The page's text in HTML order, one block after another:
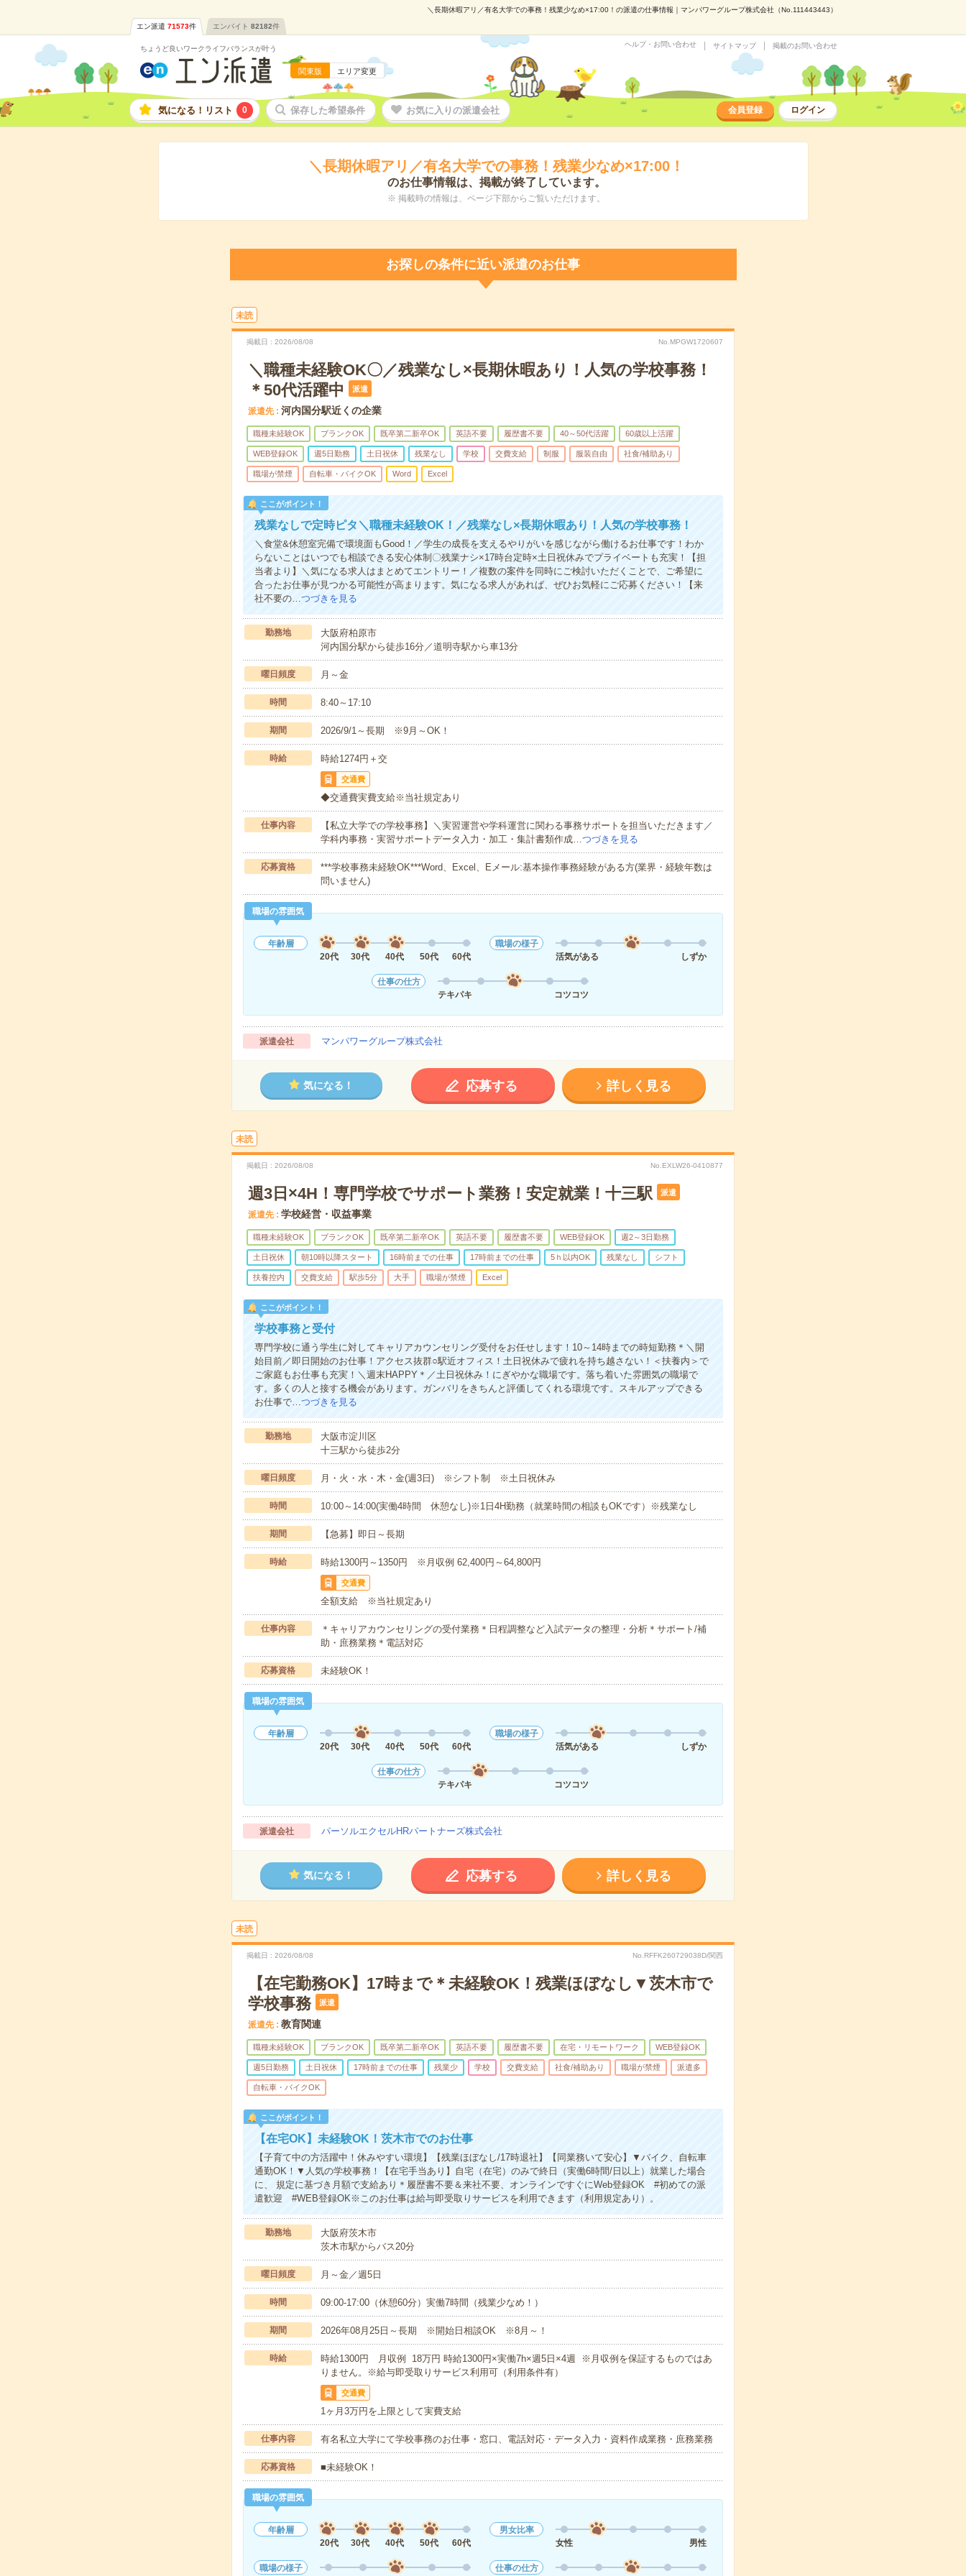
＼長期休暇アリ／有名大学での事務！残業少なめ×17:00！の派遣の仕事情報｜マンパワーグループ株式会社（No.111443443）
エン派遣 71573件 エンバイト 82182件
ちょうど良いワークライフバランスが叶う
関東版 エリア変更
ヘルプ・お問い合わせ サイトマップ 掲載のお問い合わせ
気になる！リスト 0 保存した希望条件 お気に入りの派遣会社 会員登録 ログイン
＼長期休暇アリ／有名大学での事務！残業少なめ×17:00！
のお仕事情報は、掲載が終了しています。
※ 掲載時の情報は、ページ下部からご覧いただけます。
お探しの条件に近い派遣のお仕事
未読
掲載日 2026/08/08 No.MPGW1720607
＼職種未経験OK〇／残業なし×長期休暇あり！人気の学校事務！
＊50代活躍中
派遣
派遣先 河内国分駅近くの企業
職種未経験OK ブランクOK 既卒第二新卒OK 英語不要 履歴書不要 40～50代活躍 60歳以上活躍
WEB登録OK 週5日勤務 土日祝休 残業なし 学校 交費支給 制服 服装自由 社食/補助あり
職場が禁煙 自転車・バイクOK Word Excel
ここがポイント！
残業なしで定時ピタ＼職種未経験OK！／残業なし×長期休暇あり！人気の学校事務！
＼食堂&休憩室完備で環境面もGood！／学生の成長を支えるやりがいを感じながら働けるお仕事です！わか
らないことはいつでも相談できる安心体制〇残業ナシ×17時台定時×土日祝休みでプライベートも充実！【担
当者より】＼気になる求人はまとめてエントリー！／複数の案件を同時にご検討いただくことで、ご希望に
合ったお仕事が見つかる可能性が高まります。気になる求人があれば、ぜひお気軽にご応募ください！【来
社不要の…つづきを見る
勤務地
大阪府柏原市
河内国分駅から徒歩16分／道明寺駅から車13分
曜日頻度 月～金
時間 8:40～17:10
期間 2026/9/1～長期 ※9月～OK！
時給 時給1274円＋交
交通費
◆交通費実費支給※当社規定あり
仕事内容
【私立大学での学校事務】＼実習運営や学科運営に関わる事務サポートを担当いただきます／
学科内事務・実習サポートデータ入力・加工・集計書類作成…つづきを見る
応募資格
***学校事務未経験OK***Word、Excel、Eメール:基本操作事務経験がある方(業界・経験年数は
問いません)
職場の雰囲気
年齢層
20代
30代 40代 50代 60代
職場の様子
活気がある
しずか
仕事の仕方
テキパキ
コツコツ
派遣会社 マンパワーグループ株式会社
気になる！ 応募する 詳しく見る
未読
掲載日 2026/08/08 No.EXLW26-0410877
週3日×4H！専門学校でサポート業務！安定就業！十三駅 派遣
派遣先 学校経営・収益事業
職種未経験OK ブランクOK 既卒第二新卒OK 英語不要 履歴書不要 WEB登録OK 週2～3日勤務
土日祝休 朝10時以降スタート 16時前までの仕事 17時前までの仕事 5ｈ以内OK 残業なし シフト
扶養控内 交費支給 駅歩5分 大手 職場が禁煙 Excel
ここがポイント！
学校事務と受付
専門学校に通う学生に対してキャリアカウンセリング受付をお任せします！10～14時までの時短勤務＊＼開
始目前／即日開始のお仕事！アクセス抜群○駅近オフィス！土日祝休みで疲れを持ち越さない！＜扶養内＞で
ご家庭もお仕事も充実！＼週末HAPPY＊／土日祝休み！にぎやかな職場です。落ち着いた雰囲気の職場で
す。多くの人と接する機会があります。ガンバリをきちんと評価してくれる環境です。スキルアップできる
お仕事で…つづきを見る
勤務地
大阪市淀川区
十三駅から徒歩2分
曜日頻度 月・火・水・木・金(週3日) ※シフト制 ※土日祝休み
時間 10:00～14:00(実働4時間 休憩なし)※1日4H勤務（就業時間の相談もOKです）※残業なし
期間 【急募】即日～長期
時給 時給1300円～1350円 ※月収例 62,400円～64,800円
交通費
全額支給 ※当社規定あり
仕事内容
＊キャリアカウンセリングの受付業務＊日程調整など入試データの整理・分析＊サポート/補
助・庶務業務＊電話対応
応募資格 未経験OK！
職場の雰囲気
年齢層
20代
30代 40代 50代 60代
職場の様子
活気がある
しずか
仕事の仕方
テキパキ
コツコツ
派遣会社 パーソルエクセルHRパートナーズ株式会社
気になる！ 応募する 詳しく見る
未読
掲載日 2026/08/08 No.RFFK260729038D/関西
【在宅勤務OK】17時まで＊未経験OK！残業ほぼなし▼茨木市で
学校事務
派遣
派遣先 教育関連
職種未経験OK ブランクOK 既卒第二新卒OK 英語不要 履歴書不要 在宅・リモートワーク WEB登録OK
週5日勤務 土日祝休 17時前までの仕事 残業少 学校 交費支給 社食/補助あり 職場が禁煙 派遣多
自転車・バイクOK
ここがポイント！
【在宅OK】未経験OK！茨木市でのお仕事
【子育て中の方活躍中！休みやすい環境】【残業ほぼなし/17時退社】【同業務いて安心】▼バイク、自転車
通勤OK！▼人気の学校事務！【在宅手当あり】自宅（在宅）のみで終日（実働6時間/日以上）就業した場合
に、 規定に基づき月額で支給あり＊履歴書不要＆来社不要、オンラインですぐにWeb登録OK #初めての派
遣歓迎 #WEB登録OK※このお仕事は給与即受取りサービスを利用できます（利用規定あり）。
勤務地
大阪府茨木市
茨木市駅からバス20分
曜日頻度 月～金／週5日
時間 09:00-17:00（休憩60分）実働7時間（残業少なめ！）
期間 2026年08月25日～長期 ※開始日相談OK ※8月～！
時給
時給1300円 月収例 18万円 時給1300円×実働7h×週5日×4週 ※月収例を保証するものではあ
りません。※給与即受取りサービス利用可（利用条件有）
交通費
1ヶ月3万円を上限として実費支給
仕事内容 有名私立大学にて学校事務のお仕事・窓口、電話対応・データ入力・資料作成業務・庶務業務
応募資格 ■未経験OK！
職場の雰囲気
年齢層
20代
30代 40代 50代 60代
男女比率
女性
男性
職場の様子 仕事の仕方